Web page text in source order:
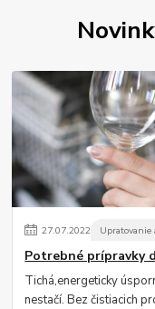
27.07.2022 Upratovanie
Potrebné prípravky
Tichá,energeticky
nestačí. Bez čistiacich